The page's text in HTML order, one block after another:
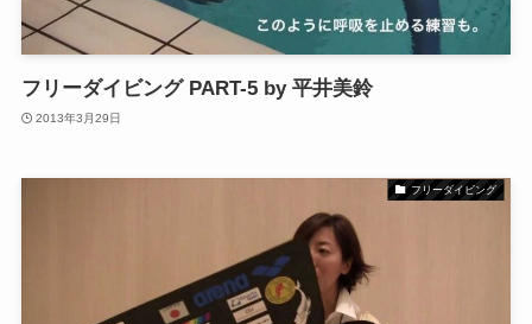
フリーダイビング PART-5 by 平井美鈴
2013年3月29日
フリーダイビング